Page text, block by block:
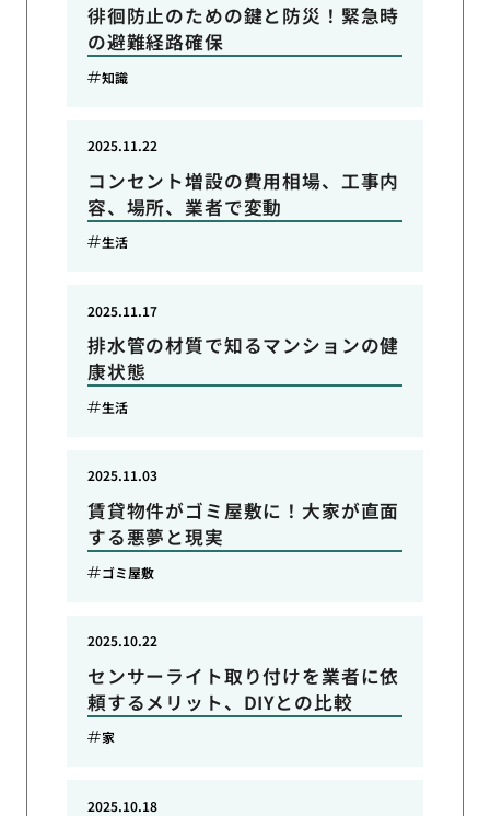
徘徊防止のための鍵と防災！緊急時
の避難経路確保
知識
コンセント増設の費用相場、工事内
容、場所、業者で変動
2025.11.22
生活
排水管の材質で知るマンションの健
康状態
2025.11.17
生活
賃貸物件がゴミ屋敷に！大家が直面
する悪夢と現実
2025.11.03
ゴミ屋敷
センサーライト取り付けを業者に依
頼するメリット、DIYとの比較
2025.10.22
家
2025.10.18